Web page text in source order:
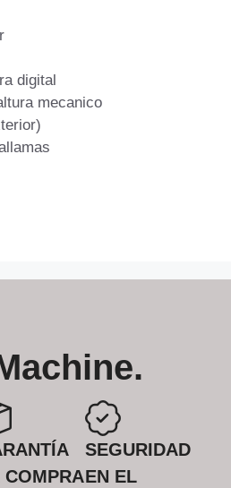
digital
mecanico
COMPRA
SEGURIDAD
EN EL